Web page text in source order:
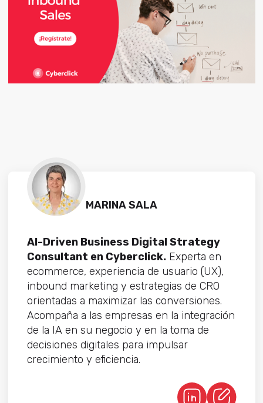
MARINA SALA
AI-Driven Business Digital Strategy
Consultant en Cyberclick.Experta en
ecommerce, experiencia de usuario (UX),
inbound marketing y estrategias de CRO
orientadas a maximizar las conversiones.
Acompaña a las empresas en la integración
de la IA en su negocio y en la toma de
decisiones digitales para impulsar
crecimiento y eficiencia.